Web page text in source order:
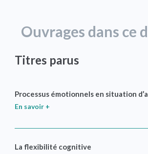
Ouvrages dans ce
Titres parus
Processus émotionnels en situation
En savoir +
La flexibilité cognitive